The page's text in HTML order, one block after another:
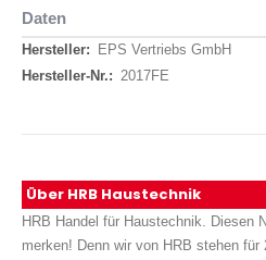
Daten
Daten
EPS Vertriebs GmbH
2017FE
Über HRB Haustechnik
HRB Handel für Haustechnik. Diesen
merken! Denn wir von HRB stehen für